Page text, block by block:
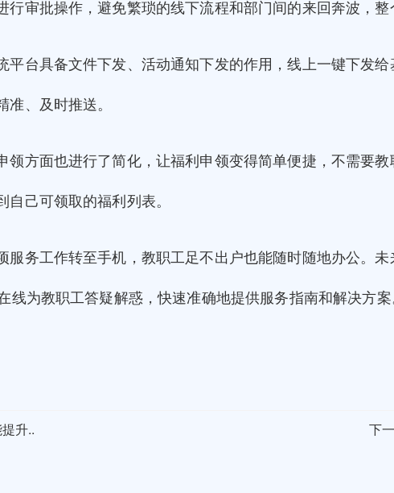
审批操作，避免繁琐的线下流程和部门间的来回奔波，整
台具备文件下发、活动通知下发的作用，线上一键下发
、及时推送。
方面也进行了简化，让福利申领变得简单便捷，不需要
己可领取的福利列表。
务工作转至手机，教职工足不出户也能随时随地办公。
为教职工答疑解惑，快速准确地提供服务指南和解决方案
升.. 下